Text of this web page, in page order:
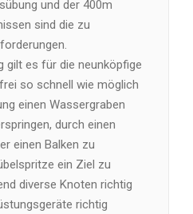
und der 400m
sind die zu
gilt es für die neunköpfige
so schnell wie möglich
einen Wassergraben
durch einen
einen Balken zu
ein Ziel zu
diverse Knoten richtig
richtig